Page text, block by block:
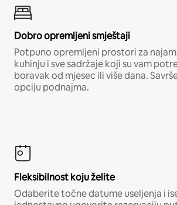
Dobro opremljeni smještaji
Potpuno opremljeni prostori za
kuhinju i sve sadržaje koji su vam
boravak od mjesec ili više dana.
opciju podnajma.
Fleksibilnost koju želite
Odaberite točne datume useljenja i